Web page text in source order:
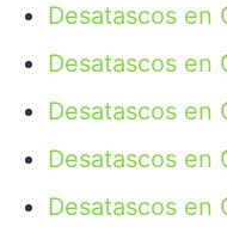
Desatascos en
Desatascos en
Desatascos en
Desatascos en
Desatascos en